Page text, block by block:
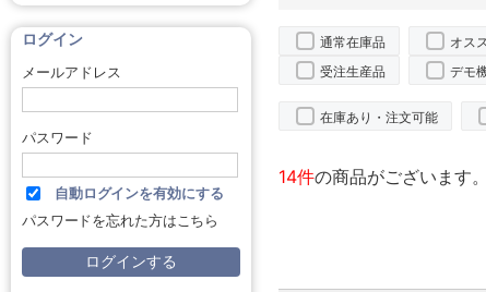
ログイン
メールアドレス
パスワード
自動ログインを有効にする
パスワードを忘れた方はこちら
通常在庫品 オス
受注生産品
デモ
在庫あり・注文可能
14件の商品がございます。